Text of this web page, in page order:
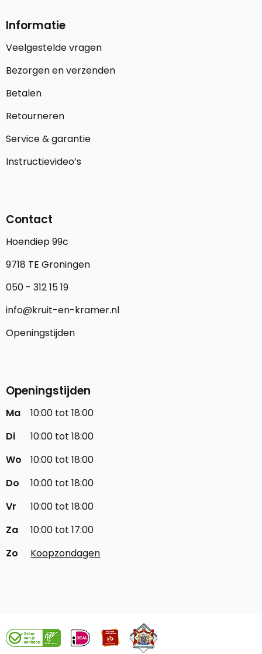
Informatie
Veelgestelde vragen
Bezorgen en verzenden
Betalen
Retourneren
Service & garantie
Instructievideo’s
Contact
Hoendiep 99c
9718 TE Groningen
050 - 312 15 19
info@kruit-en-kramer.nl
Openingstijden
Openingstijden
Ma
10:00 tot 18:00
Di
10:00 tot 18:00
Wo
10:00 tot 18:00
Do
10:00 tot 18:00
Vr
10:00 tot 18:00
Za
10:00 tot 17:00
Zo
Koopzondagen